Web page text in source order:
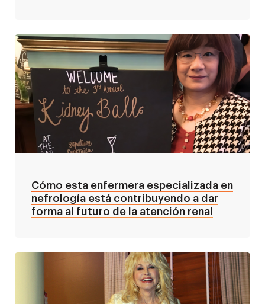
Cómo esta enfermera especializada en
nefrología está contribuyendo a dar
forma al futuro de la atención renal